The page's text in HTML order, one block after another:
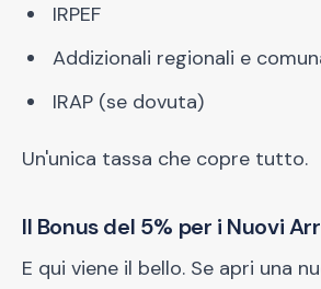
IRPEF
Addizionali regionali e
IRAP (se dovuta)
Un'unica tassa che copre tutto.
Il Bonus del 5% per i Nuovi
E qui viene il bello. Se apri una